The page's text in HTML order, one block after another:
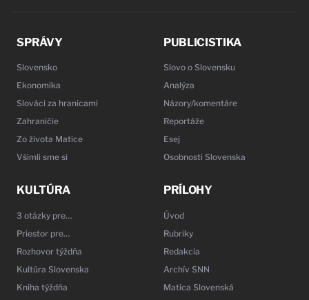
SPRÁVY
Slovensko
Ekonomika
Slováci za hranicami
Zahraničie
Zo života Matice
Všimli sme si
PUBLICISTIKA
Slovo o Slovensku
Analýza
Názory/komentáre
Reportáže
Esej
Osobnosti Slovenska
KULTÚRA
3 otázky pre…
Priestor pre…
Rozhovor týždňa
Kultúra Slovenska
Kniha týždňa
PRÍLOHY
Úvod
Rubriky
Redakcia
Archív SNN
Matica Slovenská